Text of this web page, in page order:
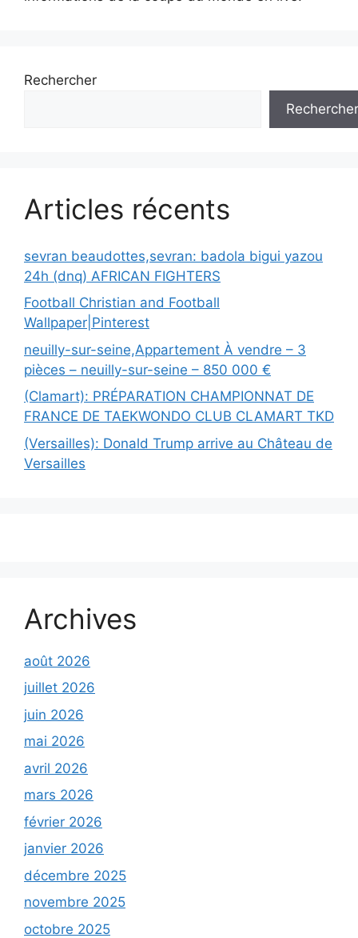
Rechercher
Rechercher
Articles récents
sevran beaudottes,sevran: badola bigui yazou
24h (dnq) AFRICAN FIGHTERS
Football Christian and Football
Wallpaper|Pinterest
neuilly-sur-seine,Appartement À vendre – 3
pièces – neuilly-sur-seine – 850 000 €
(Clamart): PRÉPARATION CHAMPIONNAT DE
FRANCE DE TAEKWONDO CLUB CLAMART TKD
(Versailles): Donald Trump arrive au Château de
Versailles
Archives
août 2026
juillet 2026
juin 2026
mai 2026
avril 2026
mars 2026
février 2026
janvier 2026
décembre 2025
novembre 2025
octobre 2025